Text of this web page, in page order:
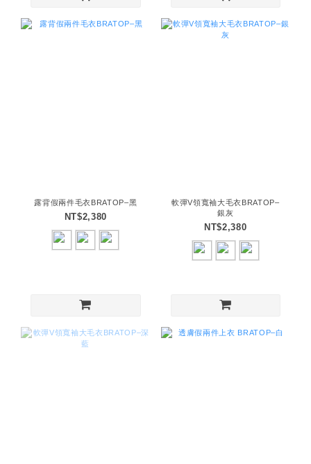
露背假兩件毛衣BRATOP–黑
NT$2,380
軟彈V領寬袖大毛衣BRATOP–
銀灰
NT$2,380